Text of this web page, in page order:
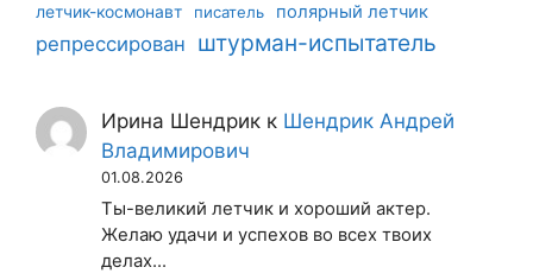
летчик-космонавт писатель полярный летчик
репрессирован штурман-испытатель
Ирина Шендрик к Шендрик Андрей
Владимирович
01.08.2026
Ты-великий летчик и хороший актер.
Желаю удачи и успехов во всех твоих
делах...